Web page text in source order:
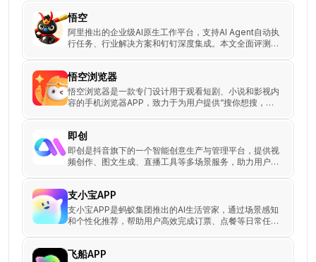
悟空
阿里推出的企业级AI原生工作平台，支持AI Agent自动执
行任务、行业解决方案和钉钉深度集成。本文全面评测悟
悟空浏览器
悟空浏览器是一款专门设计用于观看短剧、小说和影视内
容的手机浏览器APP，致力于为用户提供“搜你想搜，看
即创
即创是抖音旗下的一个智能创意生产与管理平台，提供视
频创作、图文生成、直播工具等多场景服务，助力用户实
支小宝APP
支小宝APP是蚂蚁集团推出的AI生活管家，通过场景感知
和个性化推荐，帮助用户高效完成订票、点餐等日常任
飞船APP